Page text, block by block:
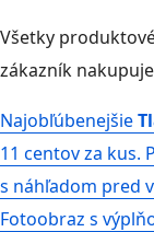
Všetky
zákazník
Najobľúbenejšie
11 centov za kus.
s náhľadom pred
Fotoobraz s